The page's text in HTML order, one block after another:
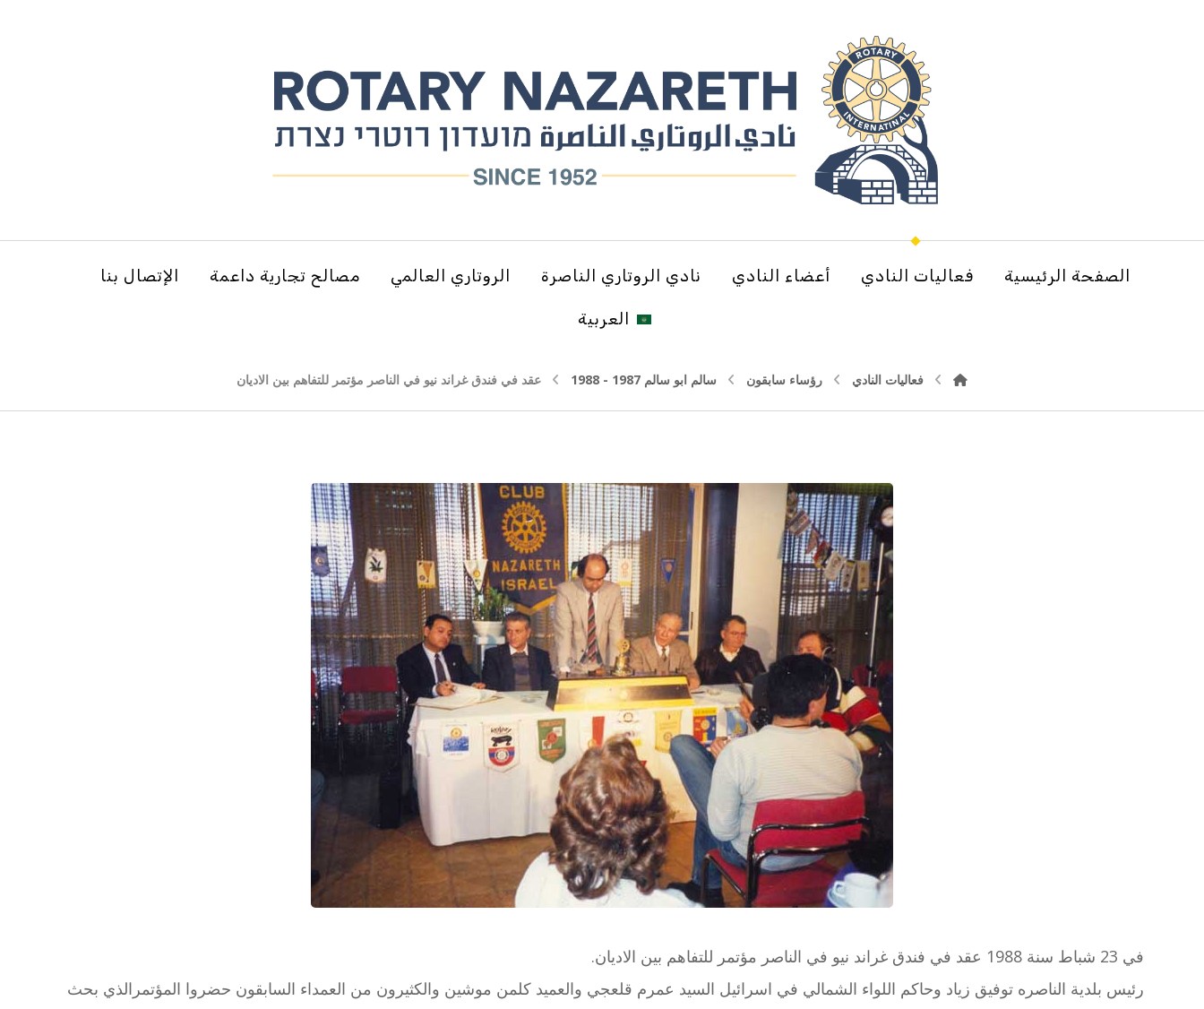
الصفحة الرئيسية فعاليات النادي أعضاء النادي نادي الروتاري الناصرة الروتاري العالمي مصالح تجارية داعمة الإتصال بنا
العربية
فعاليات النادي رؤساء سابقون سالم ابو سالم 1987 - 1988 عقد في فندق غراند نيو في الناصر مؤتمر للتفاهم بين الاديان
في 23 شباط سنة 1988 عقد في فندق غراند نيو في الناصر مؤتمر للتفاهم بين الاديان.
رئيس بلدية الناصره توفيق زياد وحاكم اللواء الشمالي في اسرائيل السيد عمرم قلعجي والعميد كلمن موشين والكثيرون من العمداء السابقون حضروا المؤتمرالذي بحث